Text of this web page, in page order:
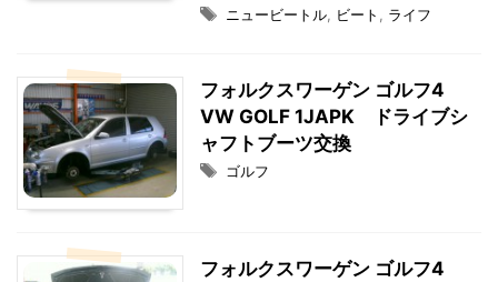
ニュービートル ビート ライフ
フォルクスワーゲン ゴルフ4
VW GOLF 1JAPK ドライブシ
ャフトブーツ交換
ゴルフ
フォルクスワーゲン ゴルフ4